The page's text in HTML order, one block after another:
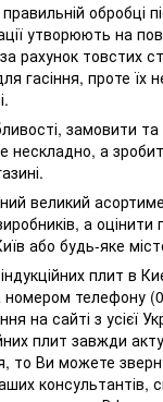
обробці
утворюють на
рахунок товстих
гасіння, проте
замовити
нескладно, а
великий
а
або будь-яке
плит в
телефону
на сайті з усієї
плит завжди
то Ви можете
консультантів,